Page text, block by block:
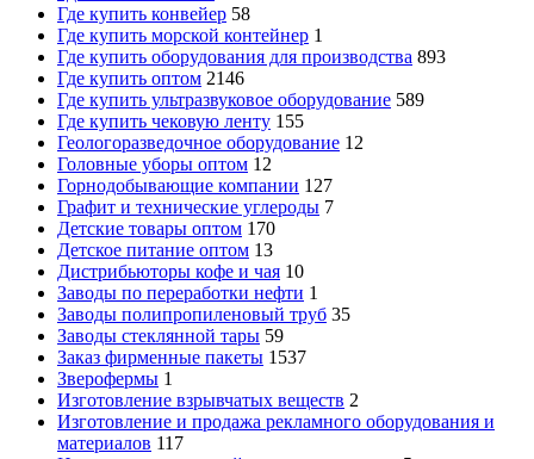
Где купить конвейер 58
Где купить морской контейнер 1
Где купить оборудования для производства 893
Где купить оптом 2146
Где купить ультразвуковое оборудование 589
Где купить чековую ленту 155
Геологоразведочное оборудование 12
Головные уборы оптом 12
Горнодобывающие компании 127
Графит и технические углероды 7
Детские товары оптом 170
Детское питание оптом 13
Дистрибьюторы кофе и чая 10
Заводы по переработки нефти 1
Заводы полипропиленовый труб 35
Заводы стеклянной тары 59
Заказ фирменные пакеты 1537
Зверофермы 1
Изготовление взрывчатых веществ 2
Изготовление и продажа рекламного оборудования и
материалов 117